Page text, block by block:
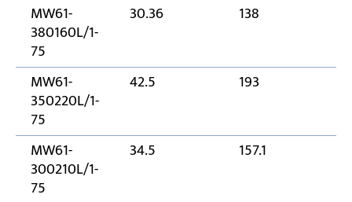
MW61-
380160L/1-
75
30.36 138
MW61-
350220L/1-
75
42.5 193
MW61-
300210L/1-
75
34.5 157.1